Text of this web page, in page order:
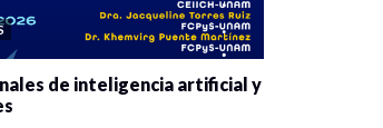
de inteligencia artificial y